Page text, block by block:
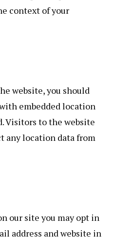
context of your
website, you should
embedded location
Visitors to the website
any location data from
our site you may opt in
address and website in